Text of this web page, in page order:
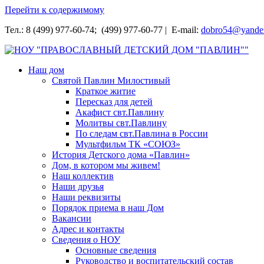
Перейти к содержимому
Тел.: 8 (499) 977-60-74; (499) 977-60-77 | E-mail:
НОУ "ПРАВОСЛАВНЫЙ ДЕТСКИЙ ДОМ "ПАВЛИН""
Наш дом
Святой Павлин Милостивый
Краткое житие
Пересказ для детей
Акафист свт.Павлину
Молитвы свт.Павлину
По следам свт.Павлина в России
Мультфильм ТК «СОЮЗ»
История Детского дома «Павлин»
Дом, в котором мы живем!
Наш коллектив
Наши друзья
Наши реквизиты
Порядок приема в наш Дом
Вакансии
Адрес и контакты
Сведения о НОУ
Основные сведения
Руководство и воспитательский состав